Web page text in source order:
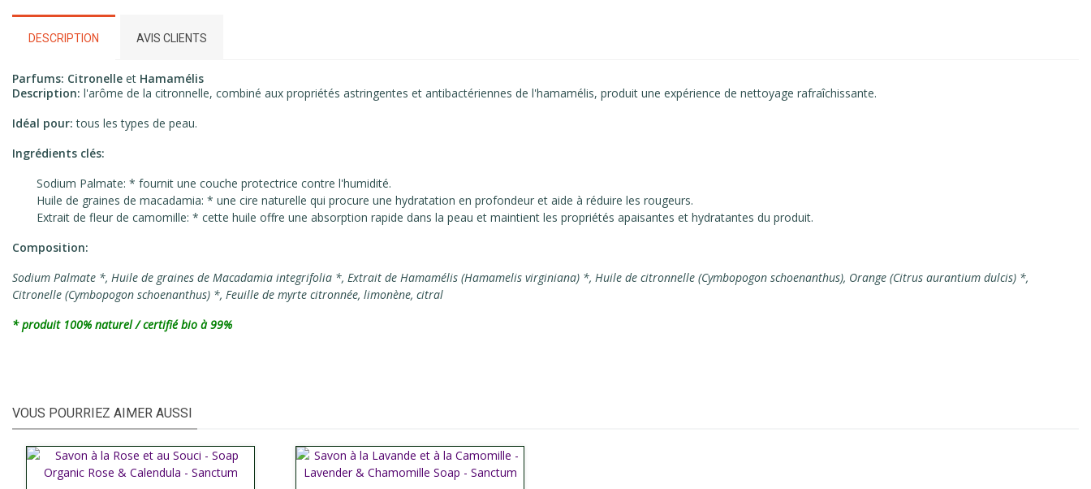
DESCRIPTION AVIS CLIENTS
Parfums: Citronelle et Hamamélis
Description: l'arôme de la citronnelle, combiné aux propriétés astringentes et antibactériennes de l'hamamélis, produit une expérience de nettoyage rafraîchissante.
Idéal pour: tous les types de peau.
Ingrédients clés:
Sodium Palmate: * fournit une couche protectrice contre l'humidité.
Huile de graines de macadamia: * une cire naturelle qui procure une hydratation en profondeur et aide à réduire les rougeurs.
Extrait de fleur de camomille: * cette huile offre une absorption rapide dans la peau et maintient les propriétés apaisantes et hydratantes du produit.
Composition:
Sodium Palmate *, Huile de graines de Macadamia integrifolia *, Extrait de Hamamélis (Hamamelis virginiana) *, Huile de citronnelle (Cymbopogon schoenanthus), Orange (Citrus aurantium dulcis) *,
Citronelle (Cymbopogon schoenanthus) *, Feuille de myrte citronnée, limonène, citral
*produit100% naturel/ certifié bio à 99%
VOUS POURRIEZ AIMER AUSSI